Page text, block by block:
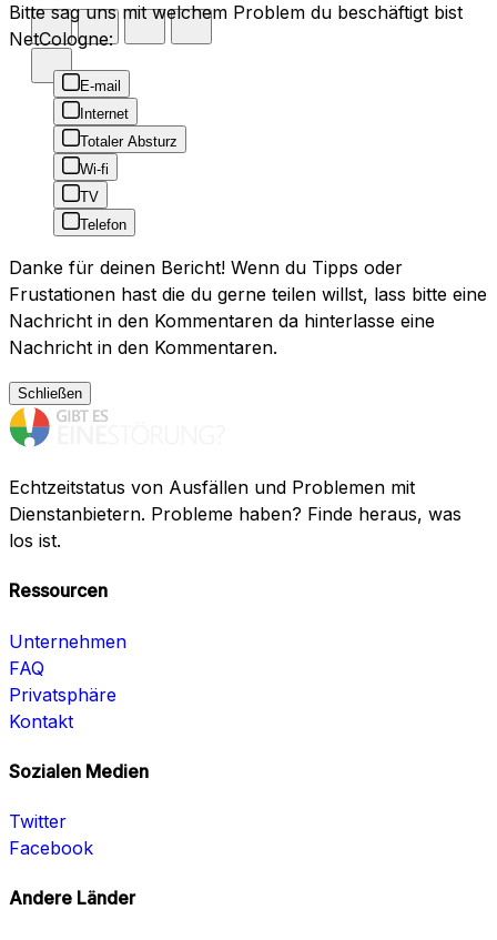
Bitte sag uns mit welchem Problem du beschäftigt bist
NetCologne:
E-mail
Internet
Totaler Absturz
Wi-fi
TV
Telefon
Danke für deinen Bericht! Wenn du Tipps oder
Frustationen hast die du gerne teilen willst, lass bitte eine
Nachricht in den Kommentaren da hinterlasse eine
Nachricht in den Kommentaren.
Schließen
Echtzeitstatus von Ausfällen und Problemen mit
Dienstanbietern. Probleme haben? Finde heraus, was
los ist.
Ressourcen
Unternehmen
FAQ
Privatsphäre
Kontakt
Sozialen Medien
Twitter
Facebook
Andere Länder